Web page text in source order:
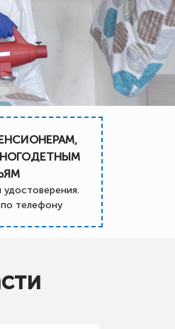
телефону